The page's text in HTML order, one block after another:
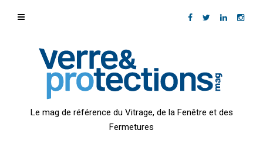
Le mag de référence du Vitrage, de la Fenêtre et des
Fermetures